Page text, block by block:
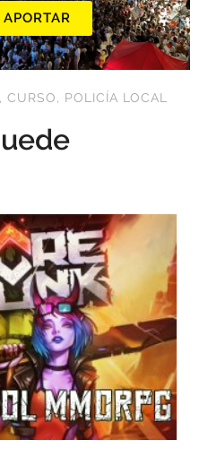
, CURSO, POLICÍA LOCAL